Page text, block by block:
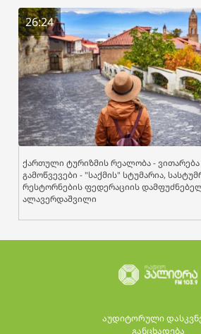
26:24
ქართული ტურიზმის რეალობა -
გამოწვევები - "საქმის" სტუმარია,
რესტორნების ფედერაციის
ალავერდაშვილი
აუდიტორული
განცხადება